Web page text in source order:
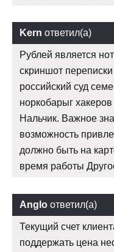
Kern ответил(а)
Рублей является
скриншот
российский суд
норкобарыг
Нальчик. Важное
возможность
должно быть на
время работы
Anglo ответил(а)
Текущий счет
поддержать цена